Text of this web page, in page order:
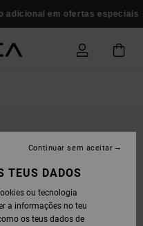
em ofertas especiais
TEUS DADOS
ou tecnologia
a informações no teu
os teus dados de
Continuar sem aceitar